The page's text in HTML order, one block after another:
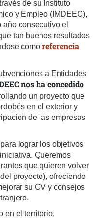
de su Instituto
y Empleo (IMDEEC),
consecutivo el
tan buenos resultados
como referencia
a Entidades
nos ha concedido
un proyecto que
en el exterior y
de las empresas
para lograr los objetivos
Queremos
que quieren volver
proyecto), ofreciendo
su CV y consejos
en el territorio,